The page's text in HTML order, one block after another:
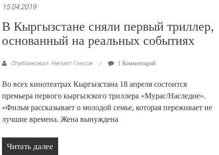
15.04.2019
В Кыргызстане сняли первый триллер,
основанный на реальных событиях
Опубликовал: Негмат Гиясов 1 Комментарий
Во всех кинотеатрах Кыргызстана 18 апреля состоится
премьера первого кыргызского триллера «Мурас/Наследие».
«Фильм рассказывает о молодой семье, которая переживает не
лучшие времена. Жена вынуждена
Читать далее